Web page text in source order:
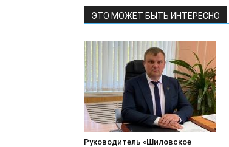
ЭТО МОЖЕТ БЫТЬ ИНТЕРЕСНО
Руководитель «Шиловское